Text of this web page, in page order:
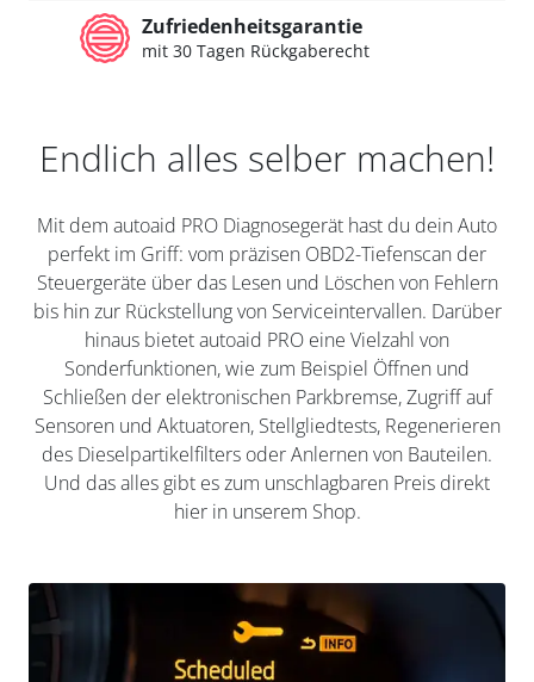
Zufriedenheitsgarantie
mit 30 Tagen Rückgaberecht
Endlich alles selber machen!
Mit dem autoaid PRO Diagnosegerät hast du dein Auto
perfekt im Griff: vom präzisen OBD2-Tiefenscan der
Steuergeräte über das Lesen und Löschen von Fehlern
bis hin zur Rückstellung von Serviceintervallen. Darüber
hinaus bietet autoaid PRO eine Vielzahl von
Sonderfunktionen, wie zum Beispiel Öffnen und
Schließen der elektronischen Parkbremse, Zugriff auf
Sensoren und Aktuatoren, Stellgliedtests, Regenerieren
des Dieselpartikelfilters oder Anlernen von Bauteilen.
Und das alles gibt es zum unschlagbaren Preis direkt
hier in unserem Shop.